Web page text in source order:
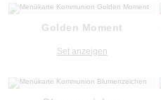
Golden Moment
Set anzeigen